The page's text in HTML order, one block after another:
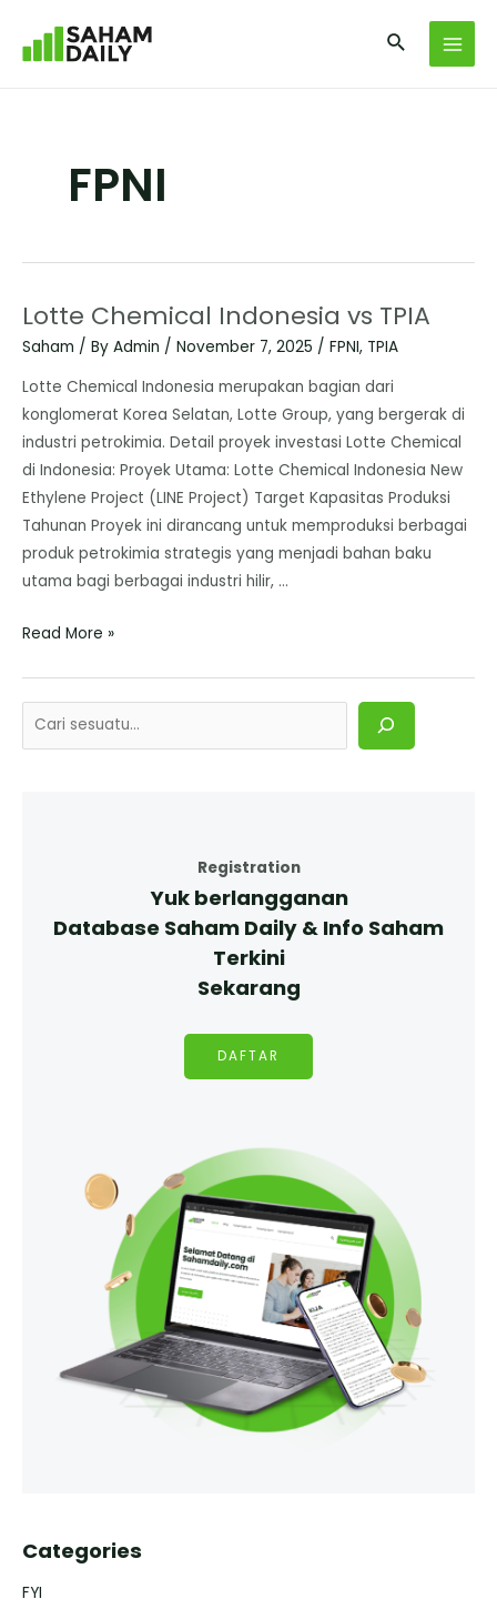
FPNI
Lotte Chemical Indonesia vs TPIA
Saham / By Admin / November 7, 2025 / FPNI, TPIA
​Lotte Chemical Indonesia merupakan bagian dari
konglomerat Korea Selatan, Lotte Group, yang bergerak di
industri petrokimia. ​Detail proyek investasi Lotte Chemical
di Indonesia: Proyek Utama: Lotte Chemical Indonesia New
Ethylene Project (LINE Project) Target Kapasitas Produksi
Tahunan ​Proyek ini dirancang untuk memproduksi berbagai
produk petrokimia strategis yang menjadi bahan baku
utama bagi berbagai industri hilir, …
Read More »
Registration
Yuk berlangganan
Database Saham Daily & Info Saham
Terkini
Sekarang
DAFTAR
Categories
FYI